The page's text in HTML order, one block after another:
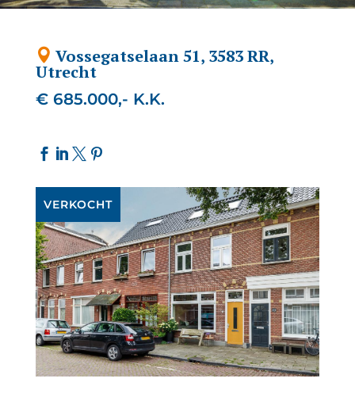
Vossegatselaan 51, 3583 RR,
Utrecht
€ 685.000,- K.K.
VERKOCHT